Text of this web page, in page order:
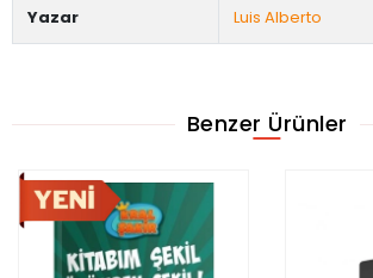
Yazar Luis Alberto
Benzer Ürünler